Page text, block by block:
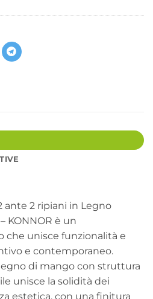
ante 2 ripiani in Legno
KONNOR è un
che unisce funzionalità e
e contemporaneo.
di mango con struttura
unisce la solidità dei
estetica, con una finitura